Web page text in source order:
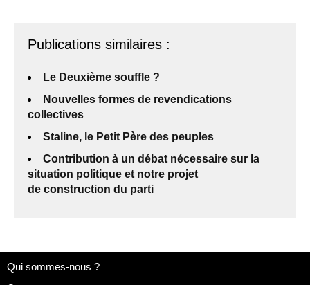
Publications similaires :
Le Deuxième souffle ?
Nouvelles formes de revendications
collectives
Staline, le Petit Père des peuples
Contribution à un débat nécessaire sur la
situation politique et notre projet
de construction du parti
Qui sommes-nous ?